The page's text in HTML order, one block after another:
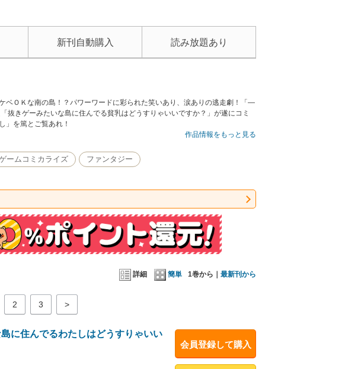
新刊自動購入 読み放題あり
ベＯＫな南の島！？パワーワードに彩られた笑いあり、涙ありの逃走劇！「―
抜きゲーみたいな島に住んでる貧乳はどうすりゃいいですか？」が遂にコミ
」を篤とご覧あれ！
作品情報をもっと見る
ームコミカライズ ファンタジー
詳細 簡単 1巻から｜ 最新刊から
2 3 >
会員登録して購入
に住んでるわたしはどうすりゃいい